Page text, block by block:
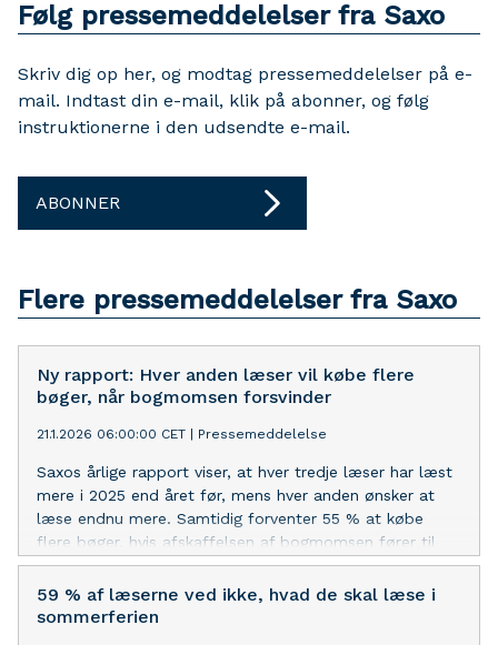
Følg pressemeddelelser fra Saxo
Skriv dig op her, og modtag pressemeddelelser på e-
mail. Indtast din e-mail, klik på abonner, og følg
instruktionerne i den udsendte e-mail.
ABONNER
Flere pressemeddelelser fra Saxo
Ny rapport: Hver anden læser vil købe flere
bøger, når bogmomsen forsvinder
21.1.2026 06:00:00 CET Pressemeddelelse
Saxos årlige rapport viser, at hver tredje læser har læst
mere i 2025 end året før, mens hver anden ønsker at
læse endnu mere. Samtidig forventer 55 % at købe
flere bøger, hvis afskaffelsen af bogmomsen fører til
lavere bogpriser. Effekten er særlig tydelig blandt unge
læsere under 30 år.
59 % af læserne ved ikke, hvad de skal læse i
sommerferien